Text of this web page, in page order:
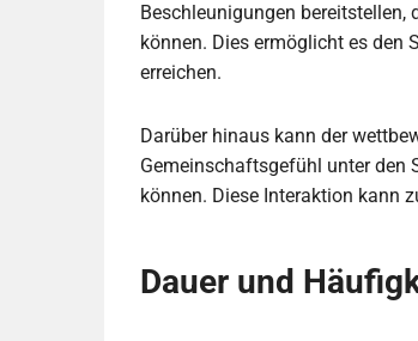
Beschleunigungen bereitstellen,
können. Dies ermöglicht es den
erreichen.
Darüber hinaus kann der
Gemeinschaftsgefühl unter den
können. Diese Interaktion kann
Dauer und